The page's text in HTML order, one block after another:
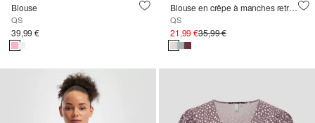
Blouse
QS
39,99 €
Blouse en crêpe à manches retroussées
QS
21,99 €35,99 €